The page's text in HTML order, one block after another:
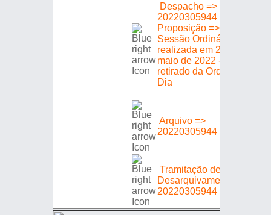
Despacho =>
20220305944 =>
Proposição => =>
Sessão Ordinária
realizada em 24 de
maio de 2022 -
retirado da Ordem do
Dia
Arquivo =>
20220305944
Tramitação de
Desarquivamento =>
20220305944